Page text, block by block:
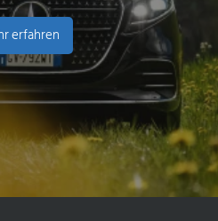
erfahren